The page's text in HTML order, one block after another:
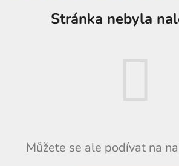
Stránka nebyla
Můžete se ale podívat na